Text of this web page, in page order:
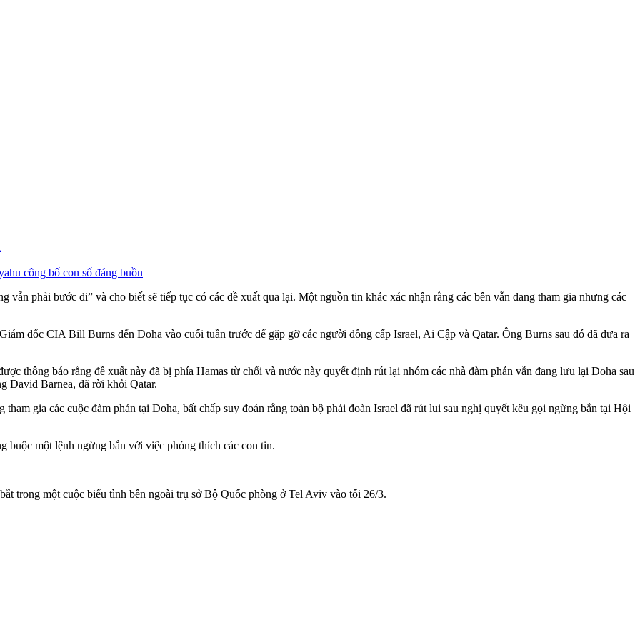
công bố con số đáng buồn
vẫn phải bước đi” và cho biết sẽ tiếp tục có các đề xuất qua lại. Một nguồn tin khác xác nhận rằng các bên vẫn đang tham gia nhưng các
đốc CIA Bill Burns đến Doha vào cuối tuần trước để gặp gỡ các người đồng cấp Israel, Ai Cập và Qatar. Ông Burns sau đó đã đưa ra
thông báo rằng đề xuất này đã bị phía Hamas từ chối và nước này quyết định rút lại nhóm các nhà đàm phán vẫn đang lưu lại Doha sau
David Barnea, đã rời khỏi Qatar.
gia các cuộc đàm phán tại Doha, bất chấp suy đoán rằng toàn bộ phái đoàn Israel đã rút lui sau nghị quyết kêu gọi ngừng bắn tại Hội
buộc một lệnh ngừng bắn với việc phóng thích các con tin.
trong một cuộc biểu tình bên ngoài trụ sở Bộ Quốc phòng ở Tel Aviv vào tối 26/3.